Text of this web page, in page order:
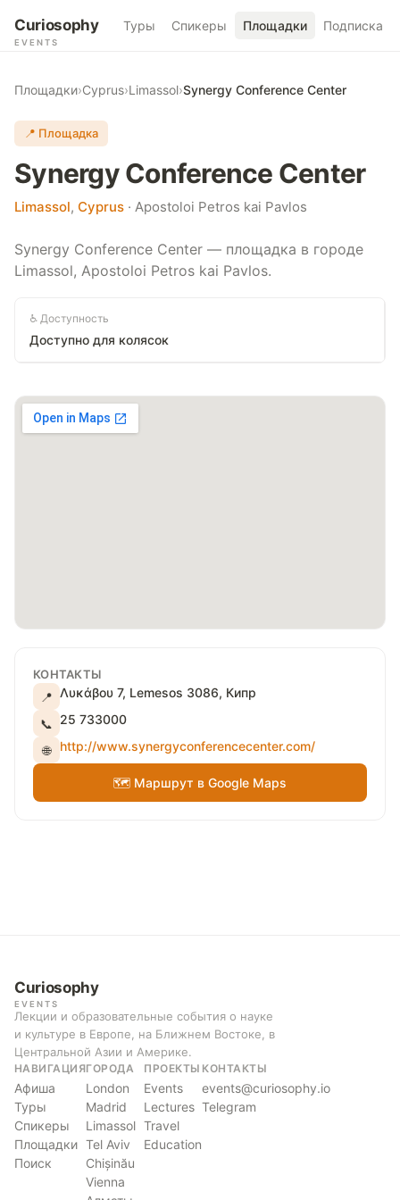
Curiosophy
EVENTS
Туры Спикеры Площадки Подписка
Площадки›Cyprus›Limassol›Synergy Conference Center
📍 Площадка
Synergy Conference Center
Limassol, Cyprus · Apostoloi Petros kai Pavlos
Synergy Conference Center — площадка в городе
Limassol, Apostoloi Petros kai Pavlos.
♿ Доступность
Доступно для колясок
КОНТАКТЫ
📍 Λυκάβου 7, Lemesos 3086, Кипр
📞 25 733000
🌐 http://www.synergyconferencecenter.com/
🗺 Маршрут в Google Maps
Curiosophy
EVENTS
Лекции и образовательные события о науке
и культуре в Европе, на Ближнем Востоке, в
Центральной Азии и Америке.
НАВИГАЦИЯ
Афиша
Туры
Спикеры
Площадки
Поиск
ГОРОДА
London
Madrid
Limassol
Tel Aviv
Chișinău
Vienna
ПРОЕКТЫ
Events
Lectures
Travel
Education
КОНТАКТЫ
events@curiosophy.io
Telegram